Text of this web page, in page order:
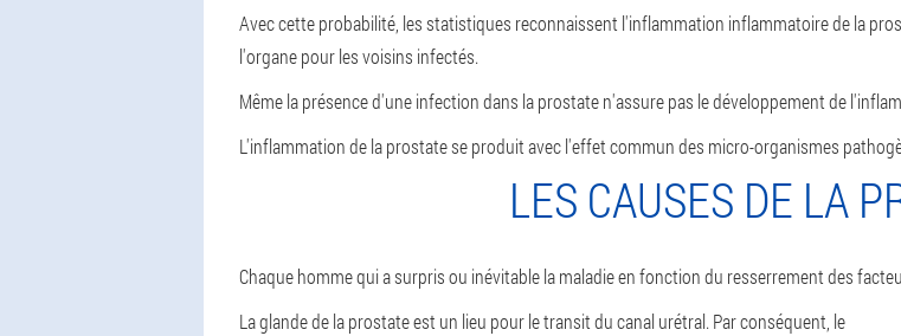
Avec cette probabilité, les statistiques reconnaissent l'inflammation inflammatoire de la
l'organe pour les voisins infectés.
Même la présence d'une infection dans la prostate n'assure pas le développement de
L'inflammation de la prostate se produit avec l'effet commun des micro-organismes
LES CAUSES DE LA
Chaque homme qui a surpris ou inévitable la maladie en fonction du resserrement des
La glande de la prostate est un lieu pour le transit du canal urétral. Par conséquent, le